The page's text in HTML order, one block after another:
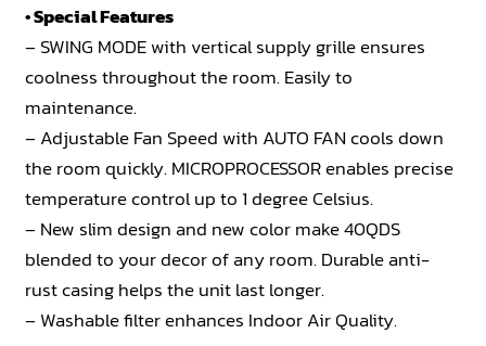
• Special Features
– SWING MODE with vertical supply grille ensures
coolness throughout the room. Easily to
maintenance.
– Adjustable Fan Speed with AUTO FAN cools down
the room quickly. MICROPROCESSOR enables precise
temperature control up to 1 degree Celsius.
– New slim design and new color make 40QDS
blended to your decor of any room. Durable anti-
rust casing helps the unit last longer.
– Washable filter enhances Indoor Air Quality.